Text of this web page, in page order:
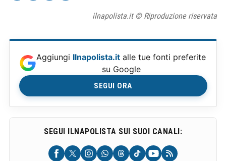
ilnapolista.it © Riproduzione riservata
Aggiungi Ilnapolista.it alle tue fonti preferite
su Google
SEGUI ORA
SEGUI ILNAPOLISTA SUI SUOI CANALI: